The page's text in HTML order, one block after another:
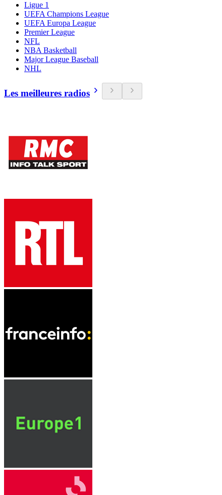
Ligue 1
UEFA Champions League
UEFA Europa League
Premier League
NFL
NBA Basketball
Major League Baseball
NHL
Les meilleures radios